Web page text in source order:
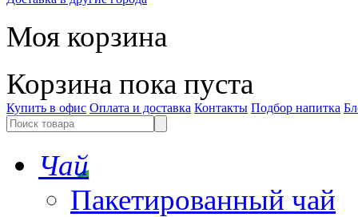
Моя корзина
Корзина пока пуста
Купить в офис Оплата и доставка Контакты Подбор напитка
Чай
Пакетированный чай